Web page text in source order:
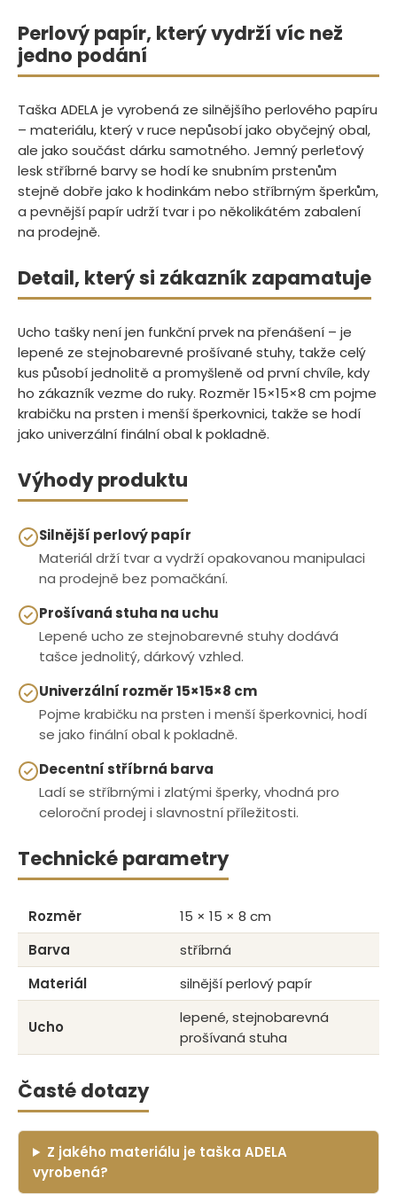
Perlový papír, který vydrží víc než
jedno podání
Taška ADELA je vyrobená ze silnějšího perlového papíru
– materiálu, který v ruce nepůsobí jako obyčejný obal,
ale jako součást dárku samotného. Jemný perleťový
lesk stříbrné barvy se hodí ke snubním prstenům
stejně dobře jako k hodinkám nebo stříbrným šperkům,
a pevnější papír udrží tvar i po několikátém zabalení
na prodejně.
Detail, který si zákazník zapamatuje
Ucho tašky není jen funkční prvek na přenášení – je
lepené ze stejnobarevné prošívané stuhy, takže celý
kus působí jednolitě a promyšleně od první chvíle, kdy
ho zákazník vezme do ruky. Rozměr 15×15×8 cm pojme
krabičku na prsten i menší šperkovnici, takže se hodí
jako univerzální finální obal k pokladně.
Výhody produktu
Silnější perlový papír
Materiál drží tvar a vydrží opakovanou manipulaci
na prodejně bez pomačkání.
Prošívaná stuha na uchu
Lepené ucho ze stejnobarevné stuhy dodává
tašce jednolitý, dárkový vzhled.
Univerzální rozměr 15×15×8 cm
Pojme krabičku na prsten i menší šperkovnici, hodí
se jako finální obal k pokladně.
Decentní stříbrná barva
Ladí se stříbrnými i zlatými šperky, vhodná pro
celoroční prodej i slavnostní příležitosti.
Technické parametry
Rozměr
15 × 15 × 8 cm
Barva
stříbrná
Materiál
silnější perlový papír
Ucho
lepené, stejnobarevná
prošívaná stuha
Časté dotazy
Z jakého materiálu je taška ADELA
vyrobená?